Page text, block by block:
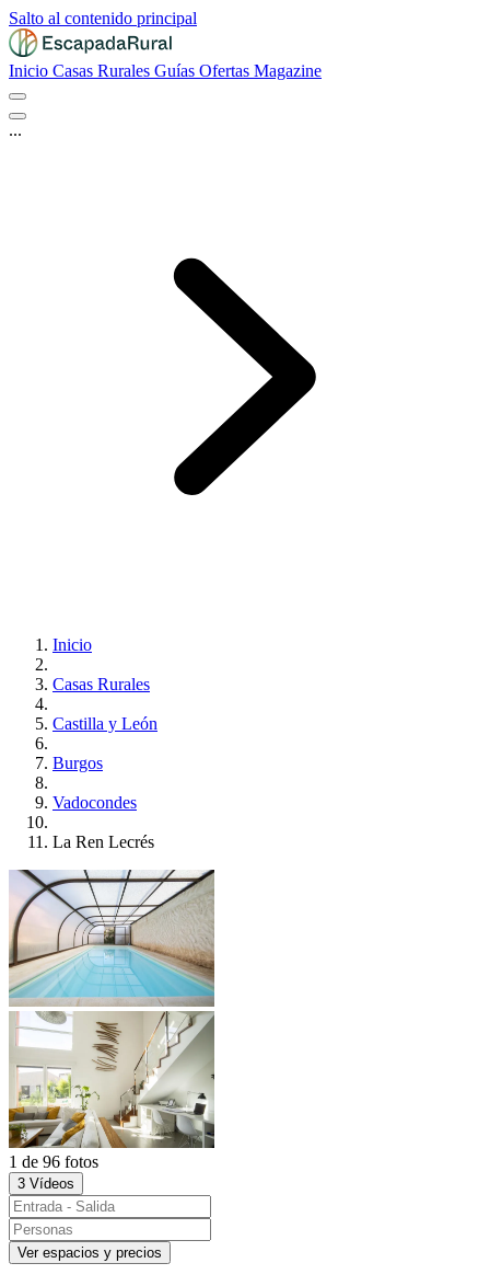
Salto al contenido principal
Inicio Casas Rurales Guías Ofertas Magazine
...
Inicio
Casas Rurales
Castilla y León
Burgos
Vadocondes
La Ren Lecrés
1 de 96 fotos
3 Vídeos
Ver espacios y precios